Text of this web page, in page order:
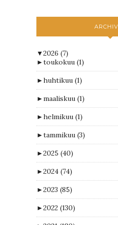
▼2026 (7)
►toukokuu (1)
►huhtikuu (1)
►maaliskuu (1)
►helmikuu (1)
►tammikuu (3)
►2025 (40)
►2024 (74)
►2023 (85)
►2022 (130)